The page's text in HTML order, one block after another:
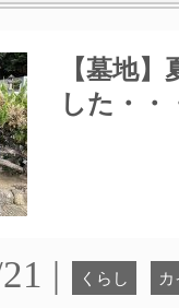
【墓地
した・・
| くらし